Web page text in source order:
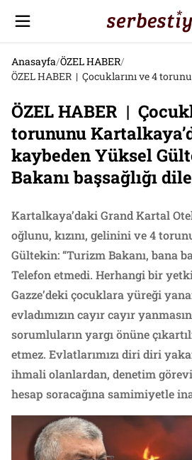
Anasayfa/ÖZEL HABER/
ÖZEL HABER |
torununu
kaybeden Yüksel
Bakanı başsağlığı
Kartalkaya’daki Grand Kartal
oğlunu, kızını, gelinini ve 4
Gültekin: “Turizm Bakanı, bana
Telefon etmedi. Herhangi bir
Gazze’deki çocuklara yüreği
evladımızın cayır cayır
sorumluların yargı önüne
etmez. Evlatlarımızı diri diri
ihmali olanlardan, denetim
hesap soracağına samimiyetle